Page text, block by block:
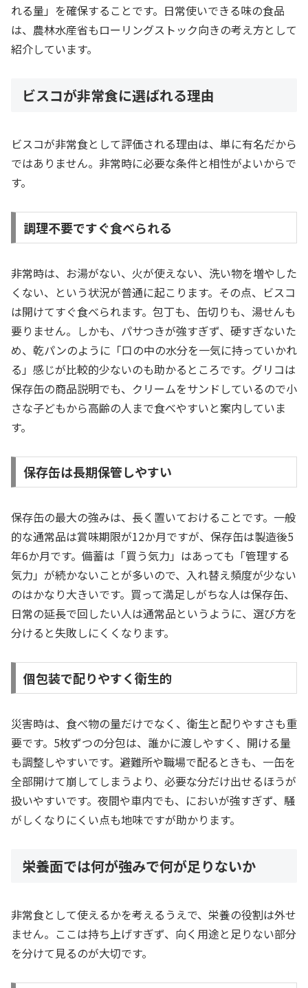
れる量」を確保することです。日常使いできる味の食品
は、農林水産省もローリングストック向きの考え方として
紹介しています。
ビスコが非常食に選ばれる理由
ビスコが非常食として評価される理由は、単に有名だから
ではありません。非常時に必要な条件と相性がよいからで
す。
調理不要ですぐ食べられる
非常時は、お湯がない、火が使えない、洗い物を増やした
くない、という状況が普通に起こります。その点、ビスコ
は開けてすぐ食べられます。包丁も、缶切りも、湯せんも
要りません。しかも、パサつきが強すぎず、硬すぎないた
め、乾パンのように「口の中の水分を一気に持っていかれ
る」感じが比較的少ないのも助かるところです。グリコは
保存缶の商品説明でも、クリームをサンドしているので小
さな子どもから高齢の人まで食べやすいと案内していま
す。
保存缶は長期保管しやすい
保存缶の最大の強みは、長く置いておけることです。一般
的な通常品は賞味期限が12か月ですが、保存缶は製造後5
年6か月です。備蓄は「買う気力」はあっても「管理する
気力」が続かないことが多いので、入れ替え頻度が少ない
のはかなり大きいです。買って満足しがちな人は保存缶、
日常の延長で回したい人は通常品というように、選び方を
分けると失敗しにくくなります。
個包装で配りやすく衛生的
災害時は、食べ物の量だけでなく、衛生と配りやすさも重
要です。5枚ずつの分包は、誰かに渡しやすく、開ける量
も調整しやすいです。避難所や職場で配るときも、一缶を
全部開けて崩してしまうより、必要な分だけ出せるほうが
扱いやすいです。夜間や車内でも、においが強すぎず、騒
がしくなりにくい点も地味ですが助かります。
栄養面では何が強みで何が足りないか
非常食として使えるかを考えるうえで、栄養の役割は外せ
ません。ここは持ち上げすぎず、向く用途と足りない部分
を分けて見るのが大切です。